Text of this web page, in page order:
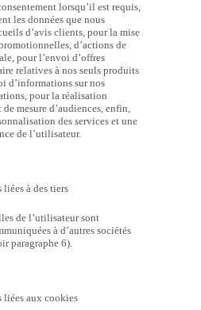
lorsqu’il est requis,
les données que nous
d’avis clients, pour la mise
d’actions de
pour l’envoi d’offres
relatives à nos seuls produits
d’informations sur nos
pour la réalisation
mesure d’audiences, enfin,
des services et une
de l’utilisateur.
à des tiers
de l’utilisateur sont
à d’autres sociétés
paragraphe 6).
liées aux cookies